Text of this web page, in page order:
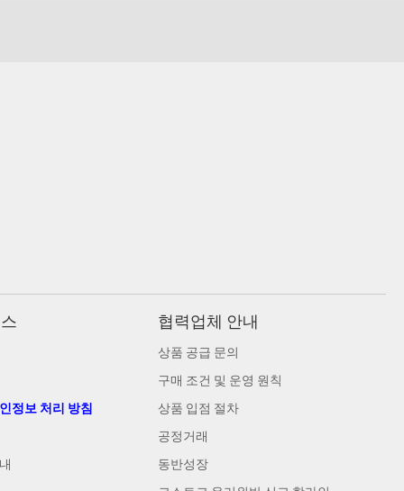
정보 처리 방침
협력업체 안내
상품 공급 문의
구매 조건 및 운영 원칙
상품 입점 절차
공정거래
동반성장